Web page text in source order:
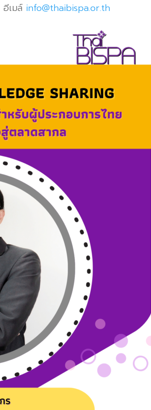
อีเมล์ info@thaibispa.or.th